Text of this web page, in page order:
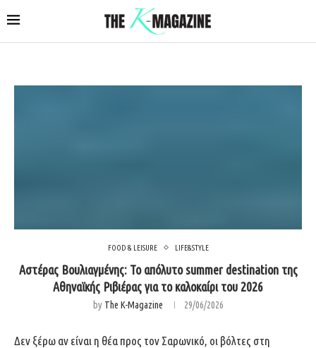
FOOD & LEISURE LIFE&STYLE
Αστέρας Βουλιαγμένης: Το απόλυτο summer destination της
Αθηναϊκής Ριβιέρας για το καλοκαίρι του 2026
by The K-Magazine 29/06/2026
Δεν ξέρω αν είναι η θέα προς τον Σαρωνικό, οι βόλτες στη